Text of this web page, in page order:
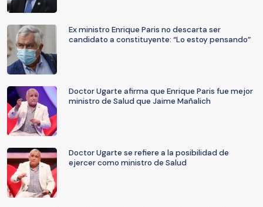
Ex ministro Enrique Paris no descarta ser
candidato a constituyente: “Lo estoy pensando”
Doctor Ugarte afirma que Enrique Paris fue mejor
ministro de Salud que Jaime Mañalich
Doctor Ugarte se refiere a la posibilidad de
ejercer como ministro de Salud